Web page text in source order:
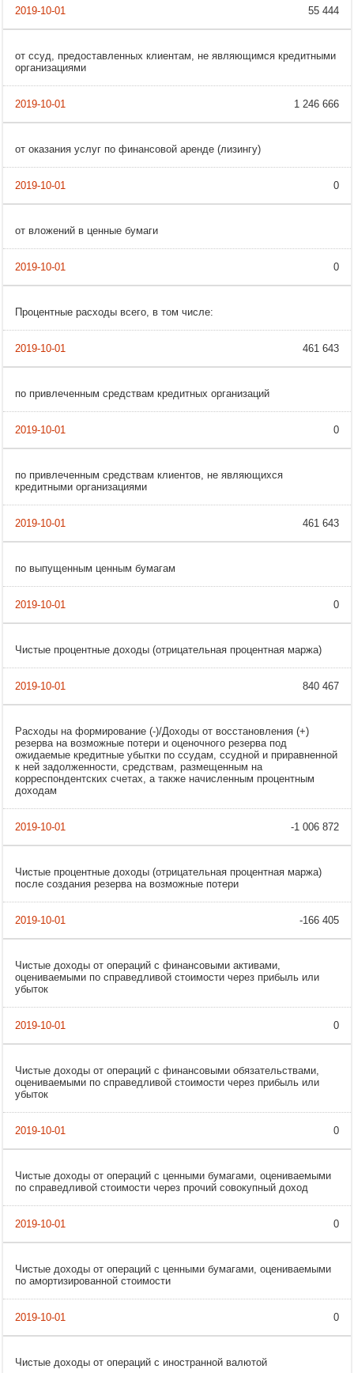
55 444
от ссуд, предоставленных клиентам, не являющимся кредитными
организациями
1 246 666
от оказания услуг по финансовой аренде (лизингу)
0
от вложений в ценные бумаги
0
Процентные расходы всего, в том числе:
461 643
по привлеченным средствам кредитных организаций
0
по привлеченным средствам клиентов, не являющихся
кредитными организациями
461 643
по выпущенным ценным бумагам
0
Чистые процентные доходы (отрицательная процентная маржа)
840 467
Расходы на формирование (-)/Доходы от восстановления (+)
резерва на возможные потери и оценочного резерва под
ожидаемые кредитные убытки по ссудам, ссудной и приравненной
к ней задолженности, средствам, размещенным на
корреспондентских счетах, а также начисленным процентным
доходам
-1 006 872
Чистые процентные доходы (отрицательная процентная маржа)
после создания резерва на возможные потери
-166 405
Чистые доходы от операций с финансовыми активами,
оцениваемыми по справедливой стоимости через прибыль или
убыток
0
Чистые доходы от операций с финансовыми обязательствами,
оцениваемыми по справедливой стоимости через прибыль или
убыток
0
Чистые доходы от операций с ценными бумагами, оцениваемыми
по справедливой стоимости через прочий совокупный доход
0
Чистые доходы от операций с ценными бумагами, оцениваемыми
по амортизированной стоимости
0
Чистые доходы от операций с иностранной валютой